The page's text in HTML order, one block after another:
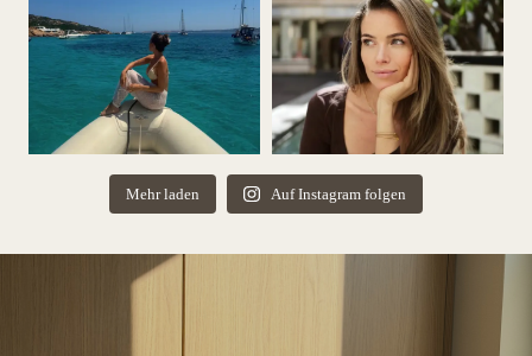
Mehr laden Auf Instagram folgen